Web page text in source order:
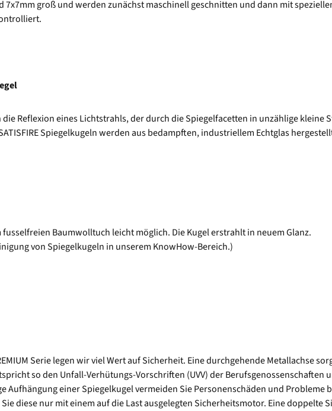
7x7mm groß und werden zunächst maschinell geschnitten und dann mit
Reflexion eines Lichtstrahls, der durch die Spiegelfacetten in unzählige
Spiegelkugeln werden aus bedampften, industriellem Echtglas
Baumwolltuch leicht möglich. Die Kugel erstrahlt in neuem Glanz.
von Spiegelkugeln in unserem KnowHow-Bereich.)
Serie legen wir viel Wert auf Sicherheit. Eine durchgehende Metallachse
so den Unfall-Verhütungs-Vorschriften (UVV) der
einer Spiegelkugel vermeiden Sie Personenschäden und Probleme
diese nur mit einem auf die Last ausgelegten Sicherheitsmotor. Eine doppelte